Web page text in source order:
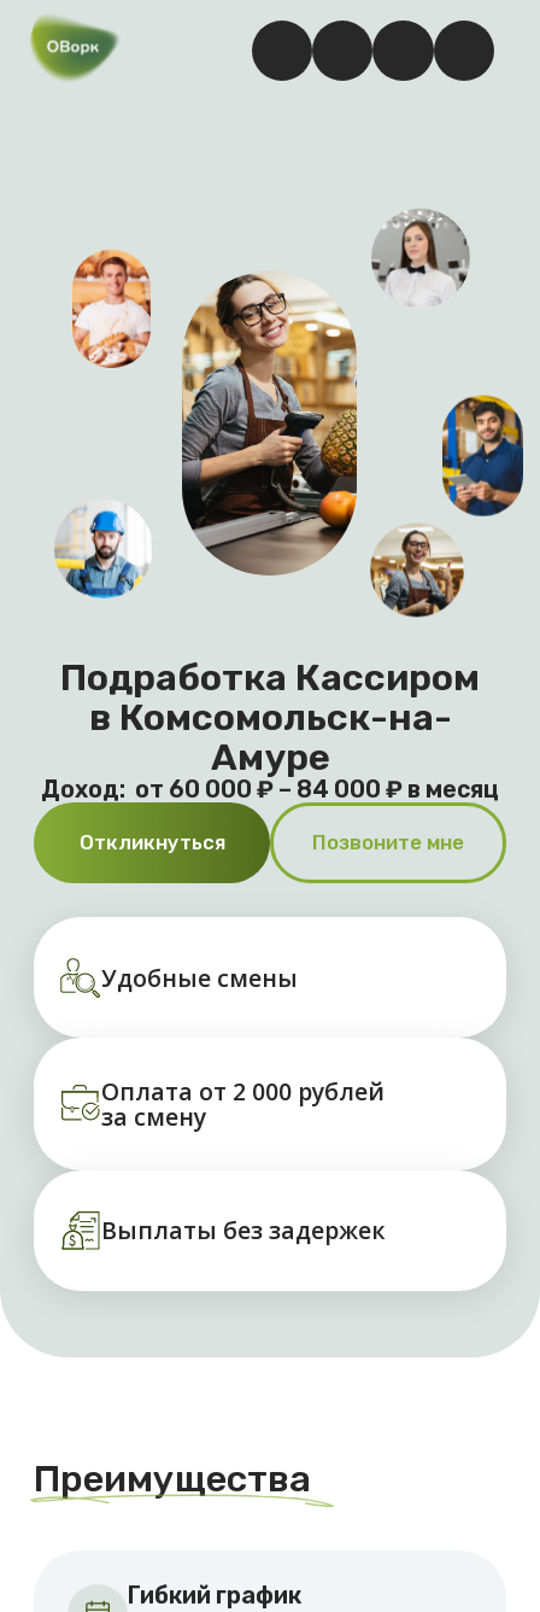
Подработка Кассиром
в Комсомольск-на-
Амуре
Доход: от 60 000 ₽ – 84 000 ₽ в месяц
Откликнуться
Удобные смены
Оплата от 2 000 рублей
за смену
Выплаты без задержек
Преимущества
Ежедневные выплаты
Оплата сразу после смены
Требования к вакансии